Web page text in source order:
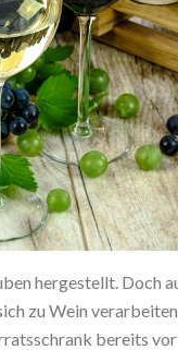
hergestellt. Doch
zu Wein
bereits